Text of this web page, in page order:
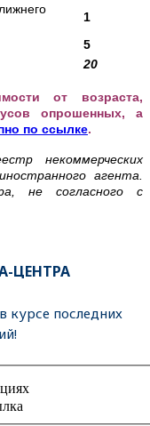
1
5
20
от возраста,
опрошенных, а
по ссылке.
некоммерческих
агента.
не согласного с
ЦЕНТРА
курсе последних